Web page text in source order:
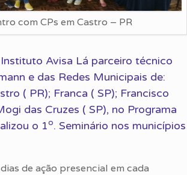
com CPs em Castro – PR
Avisa Lá parceiro técnico
e das Redes Municipais de:
( PR); Franca ( SP); Francisco
das Cruzes ( SP), no Programa
o 1o. Seminário nos municípios
de ação presencial em cada